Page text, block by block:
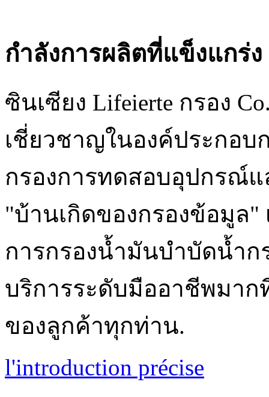
กำลังการผลิตที่แข็งแกร่ง
ซินเซียง Lifeierte กรอง
เชี่ยวชาญในองค์ประกอ
กรองการทดสอบอุปกรณ์
"บ้านเกิดของกรองข้อมูล
การกรองน้ำมันบำบัดน้ำก
บริการระดับมืออาชีพมาก
ของลูกค้าทุกท่าน.
l'introduction précise